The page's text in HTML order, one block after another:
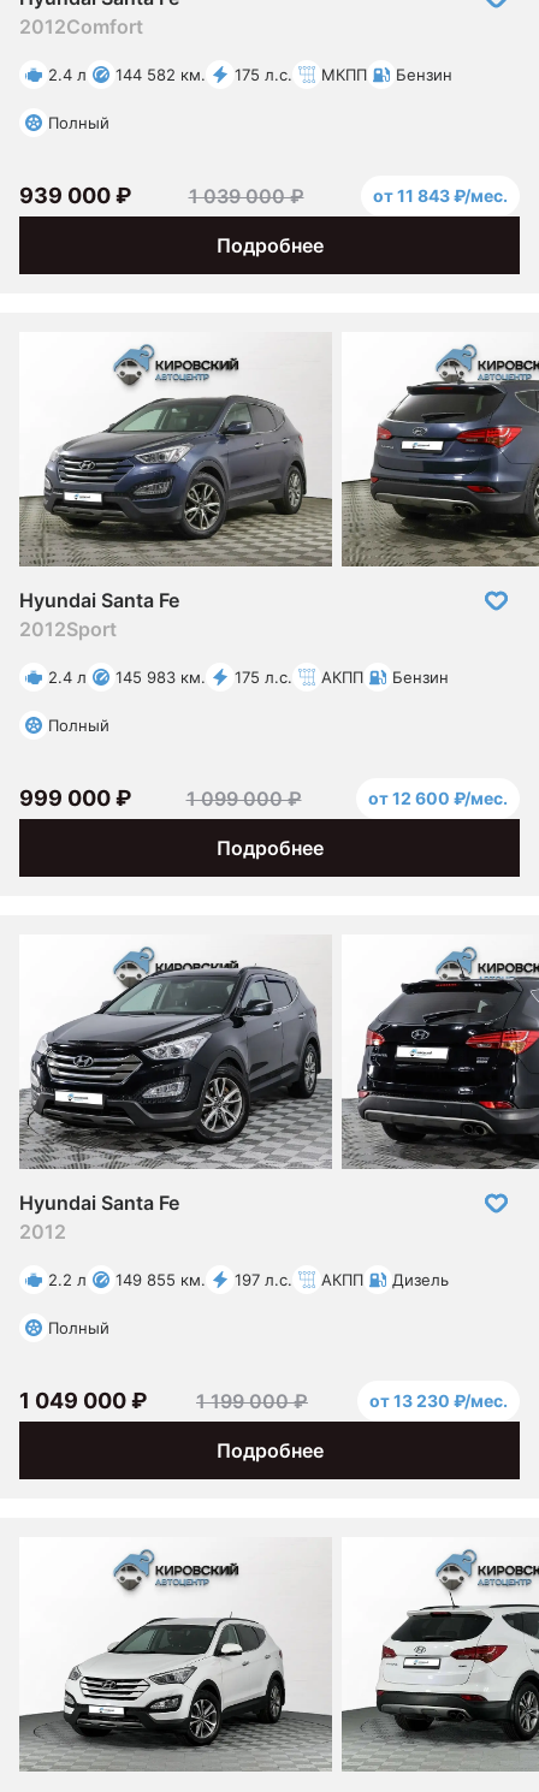
2012Comfort
2.4 л 144 582 км. 175 л.с. МКПП Бензин
Полный
Подробнее
939 000 ₽ 1 039 000 ₽ от 11 843 ₽/мес.
Hyundai Santa Fe
2012Sport
2.4 л 145 983 км. 175 л.с. АКПП Бензин
Полный
Подробнее
999 000 ₽ 1 099 000 ₽ от 12 600 ₽/мес.
Hyundai Santa Fe
2012
2.2 л 149 855 км. 197 л.с. АКПП Дизель
Полный
Подробнее
1 049 000 ₽ 1 199 000 ₽ от 13 230 ₽/мес.